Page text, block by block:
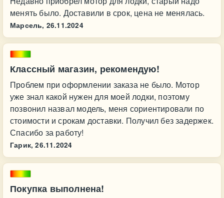
менять было. Доставили в срок, цена не менялась.
Марсель, 26.11.2024
Классный магазин, рекомендую!
Проблем при оформлении заказа не было. Мотор
уже знал какой нужен для моей лодки, поэтому
позвонил назвал модель, меня сориентировали по
стоимости и срокам доставки. Получил без задержек.
Спасибо за работу!
Гарик, 26.11.2024
Покупка выполнена!